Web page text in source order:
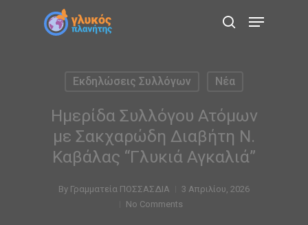
search
Menu
Εκδηλώσεις Συλλόγων Νέα
Ημερίδα Συλλόγου Ατόμων
με Σακχαρώδη Διαβήτη Ν.
Καβάλας “Γλυκιά Αγκαλιά”
By Γραμματεία ΠΟΣΣΑΣΔΙΑ
3 Απριλίου, 2026
No Comments